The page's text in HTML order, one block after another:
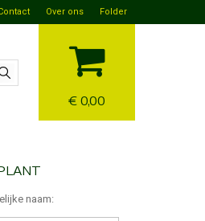
€ 0,00
Over ons Folder
naam: